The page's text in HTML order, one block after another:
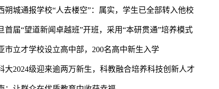
朔城通报学校“人去楼空”：属实，学生已全部转入他校
届“望道新闻卓越班”开班，采用“本研贯通”培养模式
市立才学校设立高中部，200名高中新生入学
大2024级迎来逾两万新生，科教融合培养科技创新人才